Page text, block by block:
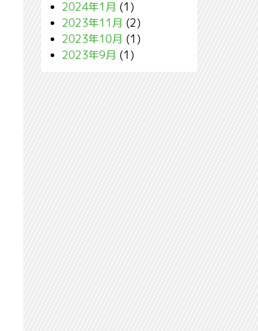
2024年1月 (1)
2023年11月 (2)
2023年10月 (1)
2023年9月 (1)